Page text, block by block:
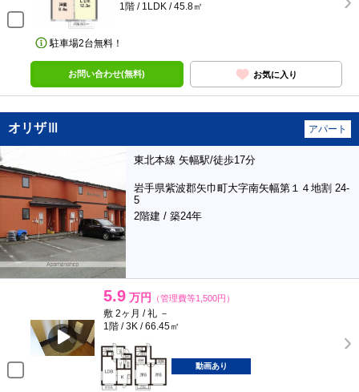
1階 / 1LDK / 45.8㎡
駐車場2台無料！
お問い合わせ(無料) お気に入り
オリザⅢ アパート
東北本線 矢幅駅/徒歩17分
岩手県紫波郡矢巾町大字南矢幅第１４地割 24-
5
2階建 / 築24年
5.9 万円 （管理費等1,500円）
敷 2ヶ月 / 礼 －
1階 / 3K / 66.45㎡
動画あり